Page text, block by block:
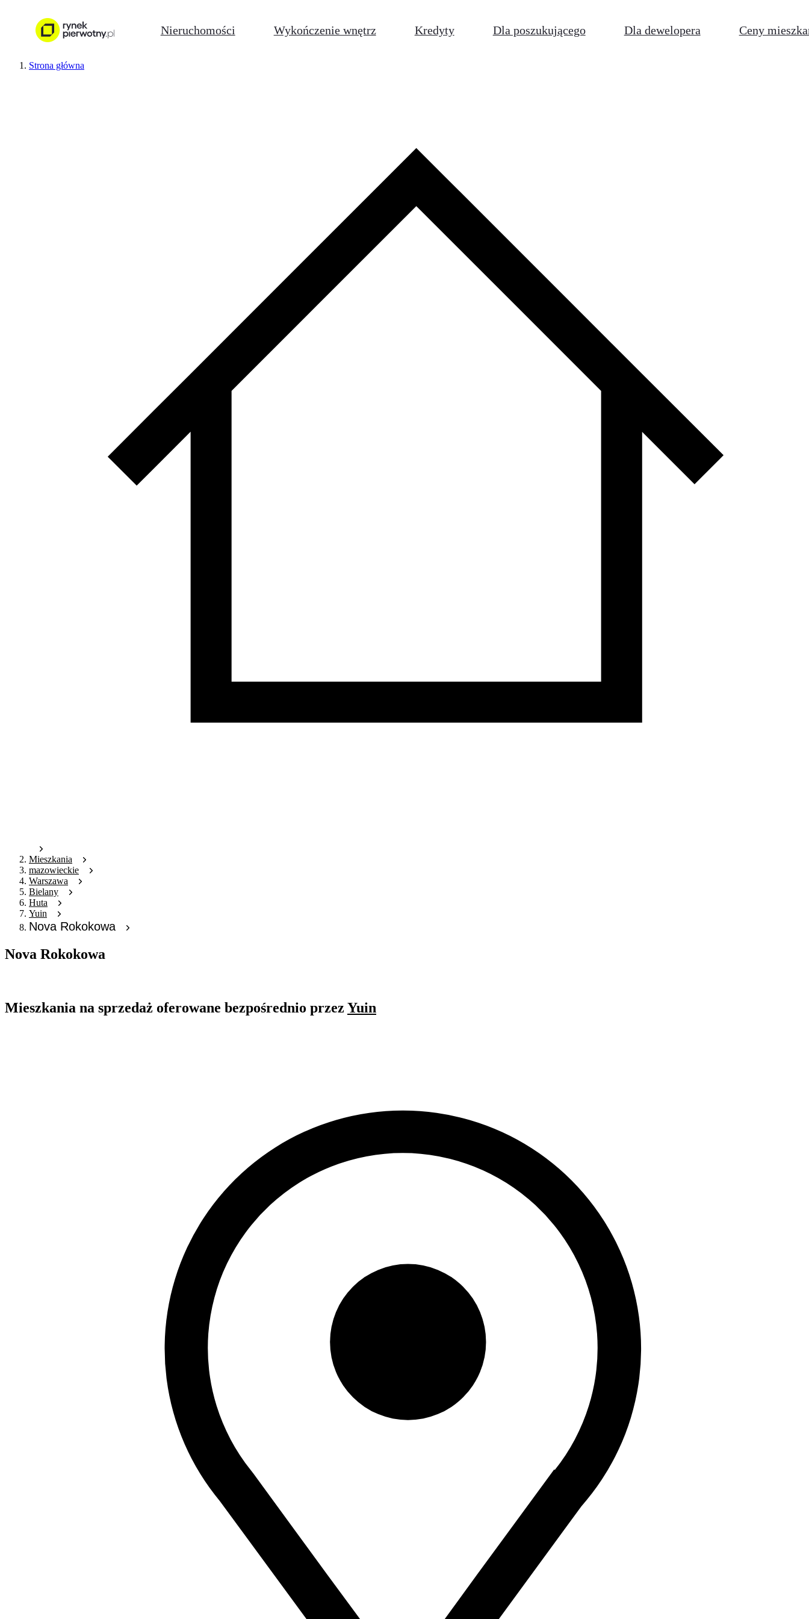
Nieruchomości Wykończenie wnętrz Kredyty Dla poszukującego Dla dewelopera Ceny
Strona główna
Mieszkania
mazowieckie
Warszawa
Bielany
Huta
Yuin
Nova Rokokowa
Nova Rokokowa
Mieszkania na sprzedaż oferowane bezpośrednio przez Yuin